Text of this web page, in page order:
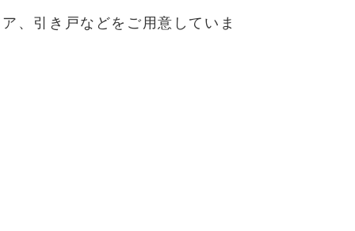
、引き戸などをご用意していま